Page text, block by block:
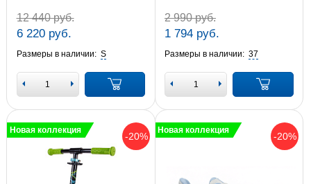
12 440 руб.
6 220 руб.
Размеры в наличии: S
2 990 руб.
1 794 руб.
Размеры в наличии: 37
-20%
Новая коллекция
-20%
Новая коллекция